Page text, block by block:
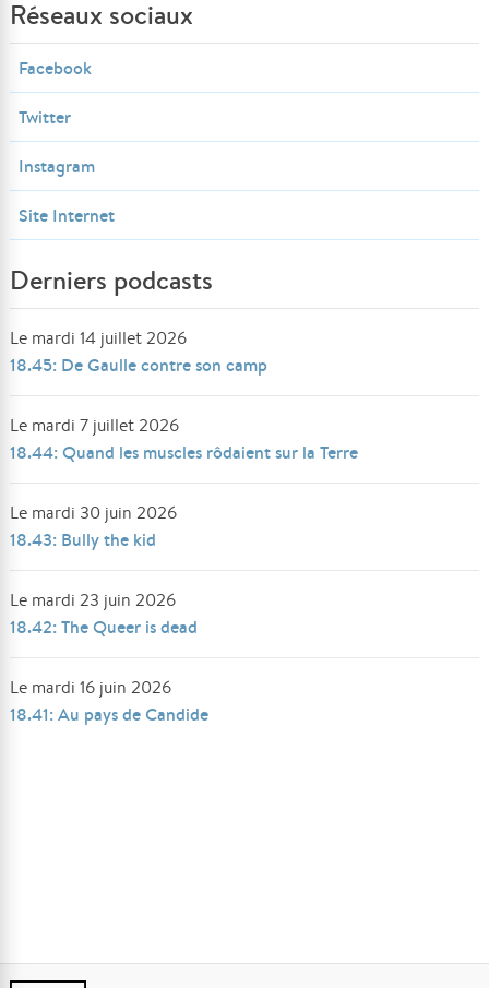
Réseaux sociaux
Facebook
Twitter
Instagram
Site Internet
Derniers podcasts
Le mardi 14 juillet 2026
18.45: De Gaulle contre son camp
Le mardi 7 juillet 2026
18.44: Quand les muscles rôdaient sur la Terre
Le mardi 30 juin 2026
18.43: Bully the kid
Le mardi 23 juin 2026
18.42: The Queer is dead
Le mardi 16 juin 2026
18.41: Au pays de Candide